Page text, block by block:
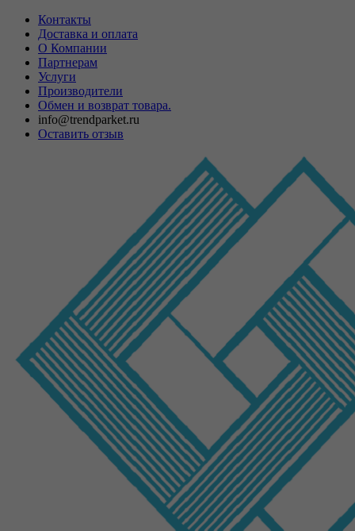
Контакты
Доставка и оплата
О Компании
Партнерам
Услуги
Производители
Обмен и возврат товара.
info@trendparket.ru
Оставить отзыв